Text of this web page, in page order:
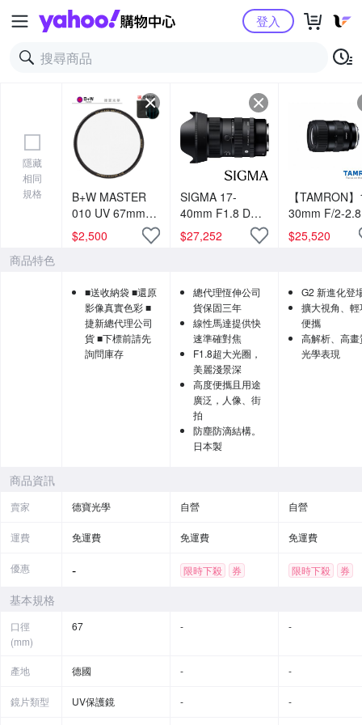
Yahoo購物中心登入
隱藏
相同
規格
B+W MASTER
010 UV 67mm
MRC Nano 超薄
奈米鍍膜保護鏡
選
$2,500
SIGMA 17-
40mm F1.8 DC
Art (公司貨) 廣角
變焦鏡頭 旅遊鏡
$27,252
【TAMRON
30mm F/2-2.8
DiIII VXD G2
(A064) 公司貨
$25,520
商品特色
■送收納袋 ■還原
影像真實色彩 ■
捷新總代理公司
貨 ■下標前請先
詢問庫存
總代理恆伸公司
貨保固三年
線性馬達提供快
速準確對焦
F1.8超大光圈，
美麗淺景深
高度便攜且用途
廣泛，人像、街
拍
防塵防滴結構。
日本製
G2 新進化登
擴大視角、輕
便攜
高解析、高畫
光學表現
商品資訊
賣家 德寶光學 自營 自營
運費 免運費 免運費 免運費
優惠 - 限時下殺 券 限時下殺 券
基本規格
口徑
(mm)
67 - -
產地 德國 - -
鏡片類型 UV保護鏡 - -